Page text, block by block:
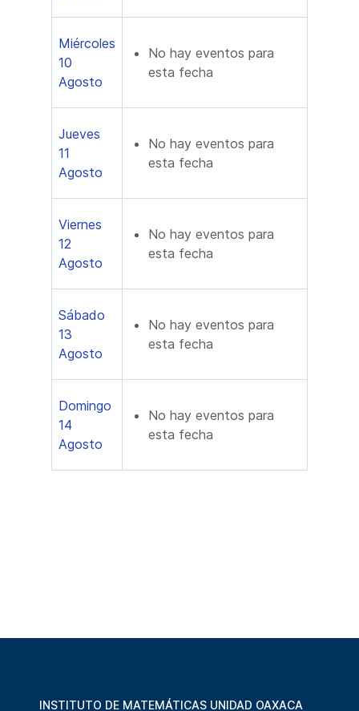
Miércoles
10
Agosto
No hay eventos para
esta fecha
Jueves
11
Agosto
No hay eventos para
esta fecha
Viernes
12
Agosto
No hay eventos para
esta fecha
Sábado
13
Agosto
No hay eventos para
esta fecha
Domingo
14
Agosto
No hay eventos para
esta fecha
INSTITUTO DE MATEMÁTICAS UNIDAD OAXACA